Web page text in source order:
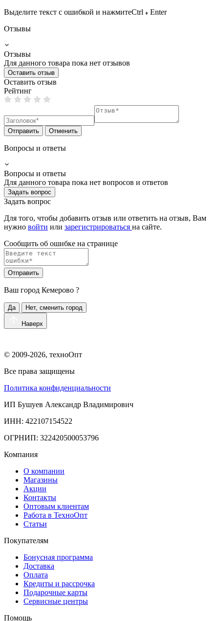
Выделите текст с ошибкой и нажмитеCtrl
Enter
Отзывы
Отзывы
Для данного товара пока нет отзывов
Оставить отзыв
Оставить отзыв
Рейтинг
Отправить Отменить
Вопросы и ответы
Вопросы и ответы
Для данного товара пока нет вопросов и ответов
Задать вопрос
Задать вопрос
Для того, чтобы добавить отзыв или ответить на отзыв, Вам
нужно войти или зарегистрироваться на сайте.
Сообщить об ошибке на страницe
Отправить
Ваш город Кемерово ?
Да Нет, сменить город
Наверх
© 2009-2026, техноОпт
Все права защищены
Политика конфиденциальности
ИП Бушуев Александр Владимирович
ИНН: 422107154522
ОГРНИП: 322420500053796
Компания
О компании
Магазины
Акции
Контакты
Оптовым клиентам
Работа в ТехноОпт
Статьи
Покупателям
Бонусная программа
Доставка
Оплата
Кредиты и рассрочка
Подарочные карты
Сервисные центры
Помощь